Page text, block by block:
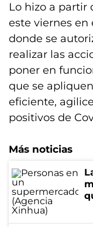
Lo hizo a partir
este viernes
donde se
realizar las
poner en
que se
eficiente,
positivos de
Más noticias